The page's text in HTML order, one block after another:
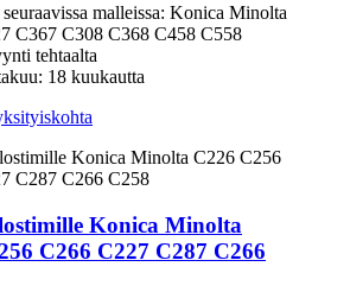
malleissa: Konica Minolta
C367 C308 C368 C458 C558
tehtaalta
18 kuukautta
Konica Minolta
C266 C227 C287 C266